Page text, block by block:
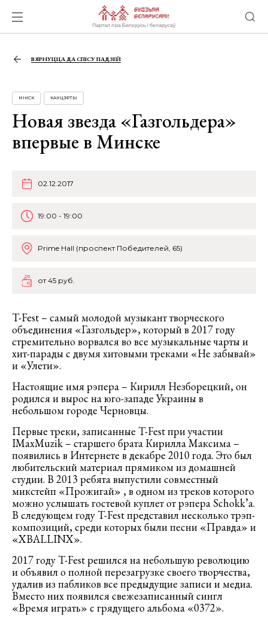
ВЯРНУЦЦА ДА СПІСУ ПАДЗЕЙ
МІНСК КАНЦЭРТЫ
Новая звезда «Газгольдера»
впервые в Минске
02.12.2017
19:00 - 19:00
Prime Hall (проспект Победителей, 65)
от 45 руб.
T-Fest – самый молодой музыкант творческого
объединения «Газгольдер», который в 2017 году
стремительно ворвался во все музыкальные чарты и
хит-парады с двумя хитовыми треками «Не забывай»
и «Улети».
Настоящие имя рэпера – Кирилл Незборецкий, он
родился и вырос на юго-западе Украины в
небольшом городе Черновцы.
Первые треки, записанные T-Fest при участии
IMaxMuzik – старшего брата Кирилла Максима –
появились в Интернете в декабре 2010 года. Это был
любительский материал прямиком из домашней
студии. В 2013 ребята выпустили совместный
микстейп «Прожигай» , в одном из треков которого
можно услышать гостевой куплет от рэпера Schokk’а.
В следующем году T-Fest представил несколько трэп-
композиций, среди которых были песни «Правда» и
«XBALLINX».
2017 году T-Fest решился на небольшую революцию
и объявил о полной перезагрузке своего творчества,
удалив из пабликов все предыдущие записи и медиа.
Вместо них появился свежезаписанный сингл
«Время играть» с грядущего альбома «0372».